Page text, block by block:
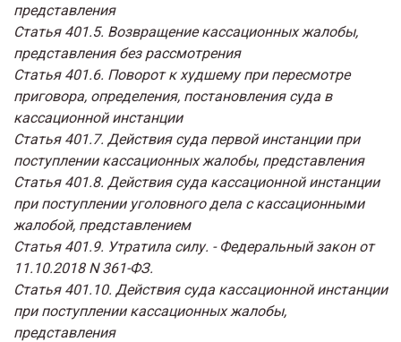
представления
Статья 401.5. Возвращение кассационных жалобы,
представления без рассмотрения
Статья 401.6. Поворот к худшему при пересмотре
приговора, определения, постановления суда в
кассационной инстанции
Статья 401.7. Действия суда первой инстанции при
поступлении кассационных жалобы, представления
Статья 401.8. Действия суда кассационной инстанции
при поступлении уголовного дела с кассационными
жалобой, представлением
Статья 401.9. Утратила силу. - Федеральный закон от
11.10.2018 N 361-ФЗ.
Статья 401.10. Действия суда кассационной инстанции
при поступлении кассационных жалобы,
представления